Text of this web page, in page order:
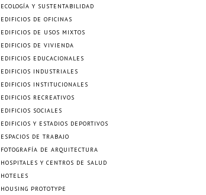
ECOLOGÍA Y SUSTENTABILIDAD
EDIFICIOS DE OFICINAS
EDIFICIOS DE USOS MIXTOS
EDIFICIOS DE VIVIENDA
EDIFICIOS EDUCACIONALES
EDIFICIOS INDUSTRIALES
EDIFICIOS INSTITUCIONALES
EDIFICIOS RECREATIVOS
EDIFICIOS SOCIALES
EDIFICIOS Y ESTADIOS DEPORTIVOS
ESPACIOS DE TRABAJO
FOTOGRAFÍA DE ARQUITECTURA
HOSPITALES Y CENTROS DE SALUD
HOTELES
HOUSING PROTOTYPE